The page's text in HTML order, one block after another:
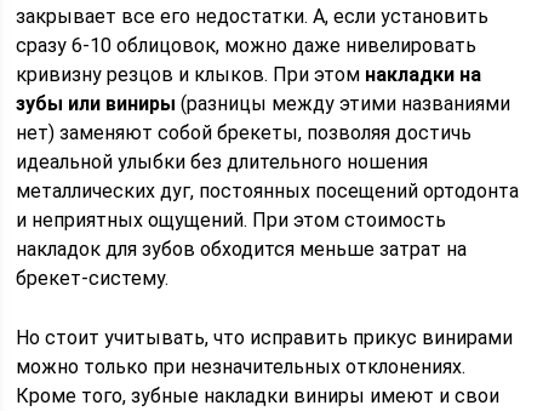
закрывает все его недостатки. А, если установить
сразу 6-10 облицовок, можно даже нивелировать
кривизну резцов и клыков. При этом накладки на
зубы или виниры (разницы между этими названиями
нет) заменяют собой брекеты, позволяя достичь
идеальной улыбки без длительного ношения
металлических дуг, постоянных посещений ортодонта
и неприятных ощущений. При этом стоимость
накладок для зубов обходится меньше затрат на
брекет-систему.
Но стоит учитывать, что исправить прикус винирами
можно только при незначительных отклонениях.
Кроме того, зубные накладки виниры имеют и свои